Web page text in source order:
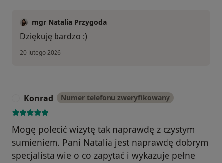
mgr Natalia Przygoda
Dziękuję bardzo :)
20 lutego 2026
Konrad Numer telefonu zweryfikowany
Mogę polecić wizytę tak naprawdę z czystym
sumieniem. Pani Natalia jest naprawdę dobrym
specjalista wie o co zapytać i wykazuje pełne